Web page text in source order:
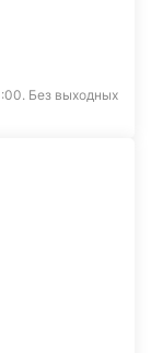
Без выходных